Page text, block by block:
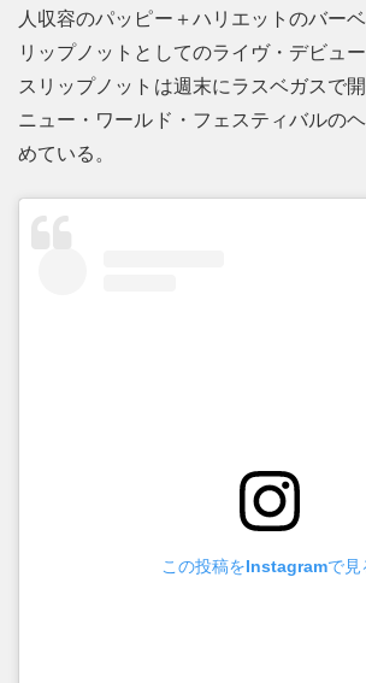
人収容のパッピー＋ハリエットのバー
リップノットとしてのライヴ・デビュ
スリップノットは週末にラスベガスで
ニュー・ワールド・フェスティバルの
めている。
この投稿をInstagramで見